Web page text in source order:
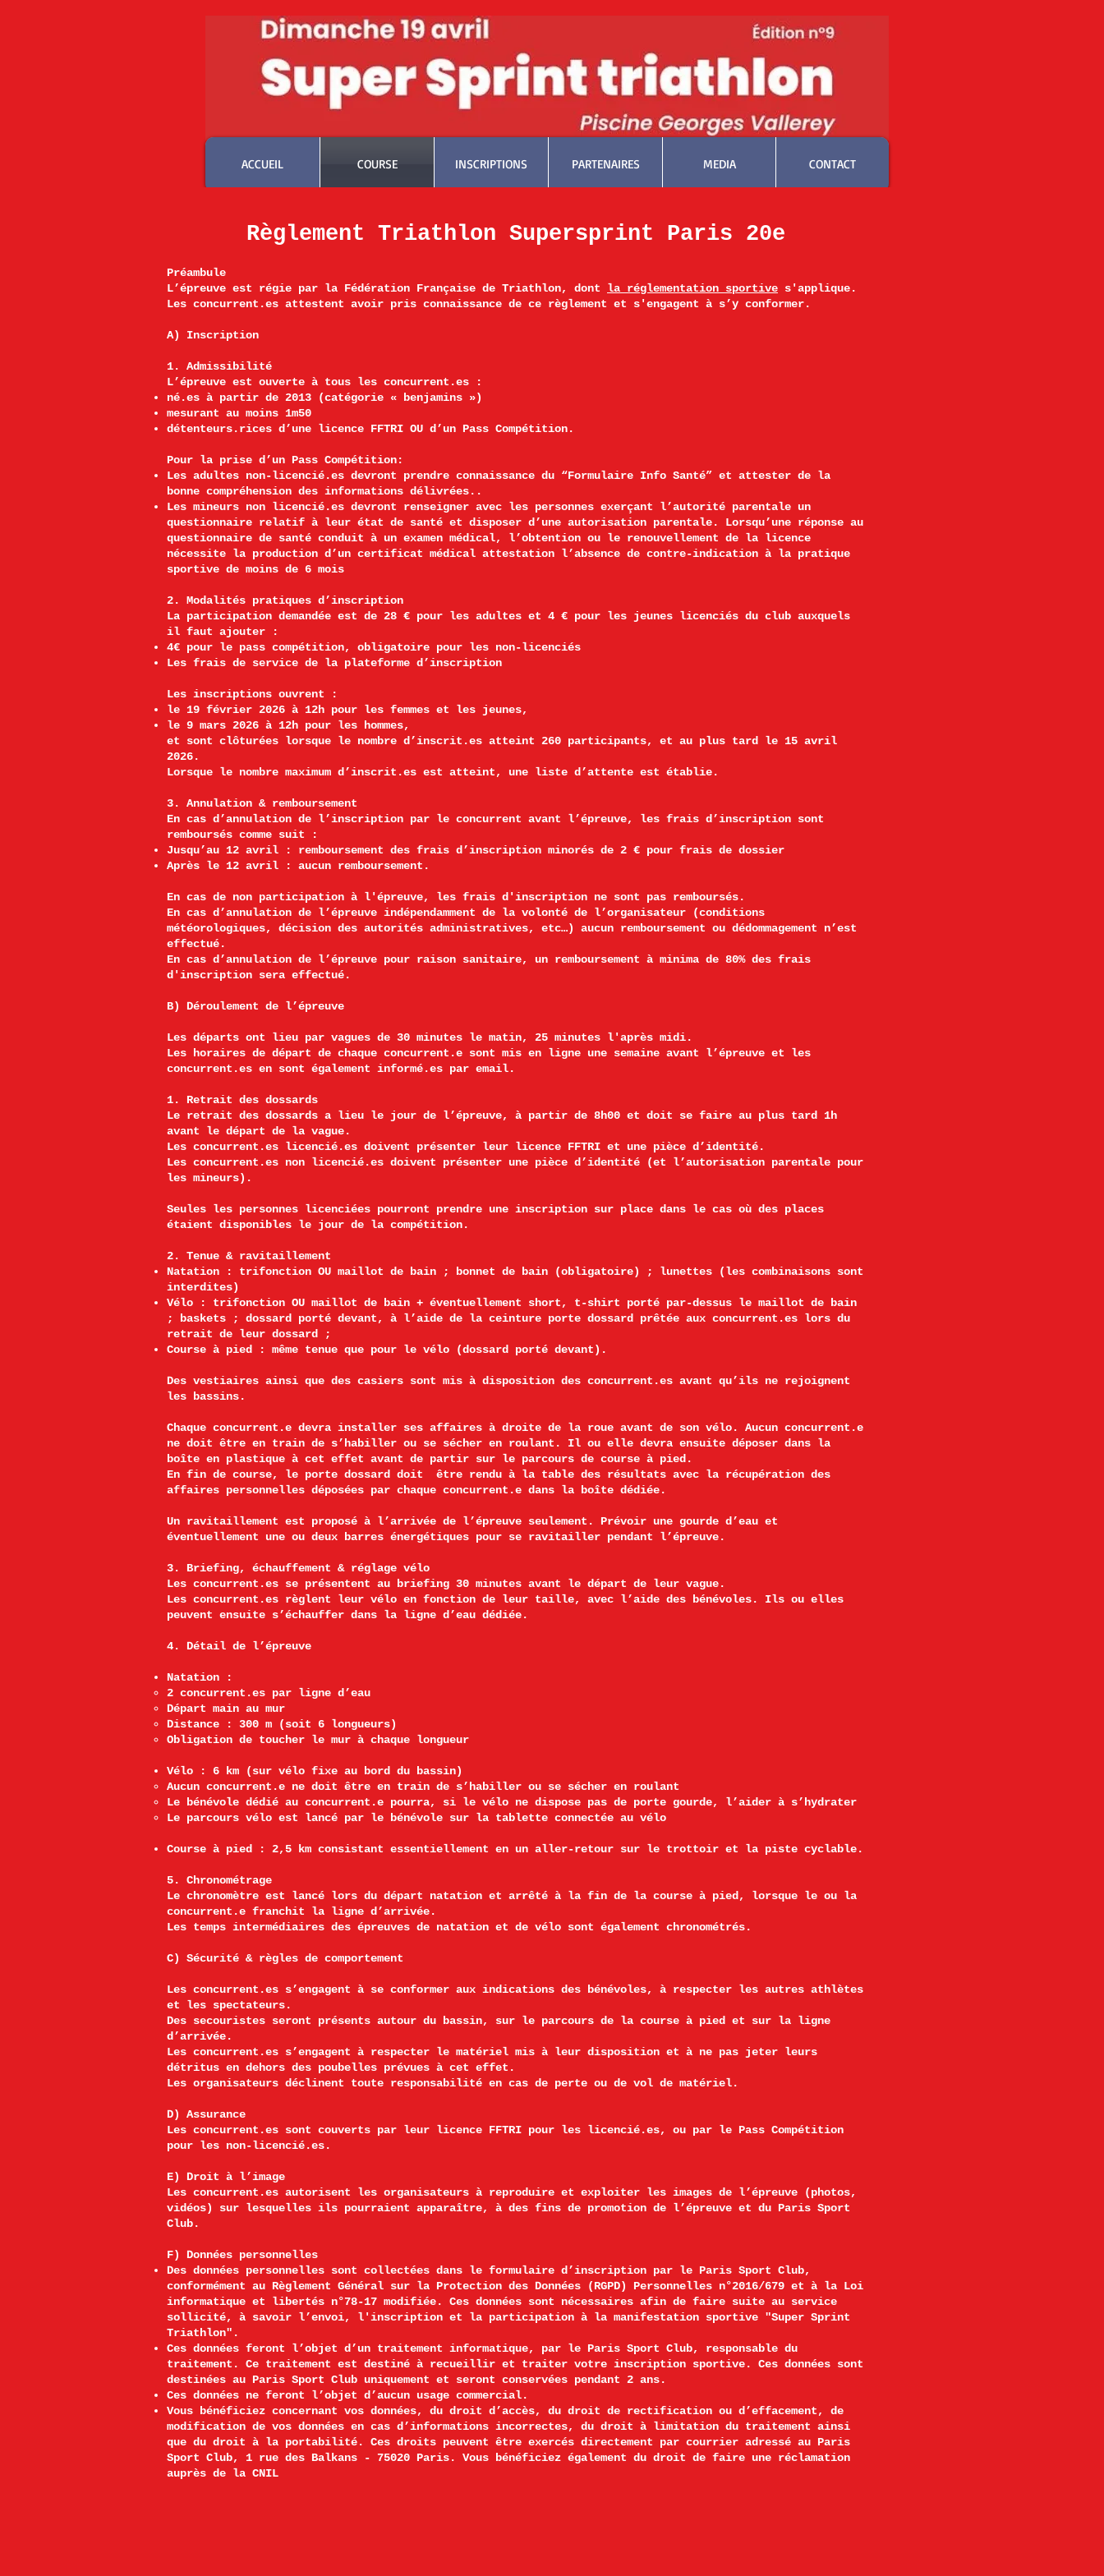
ACCUEIL COURSE INSCRIPTIONS PARTENAIRES MEDIA CONTACT
Règlement Triathlon Supersprint Paris 20e
Préambule
L’épreuve est régie par la Fédération Française de Triathlon, dont la réglementation sportive s'applique.
Les concurrent.es attestent avoir pris connaissance de ce règlement et s'engagent à s’y conformer.
A) Inscription
1. Admissibilité
L’épreuve est ouverte à tous les concurrent.es :
né.es à partir de 2013 (catégorie « benjamins »)
mesurant au moins 1m50
détenteurs.rices d’une licence FFTRI OU d’un Pass Compétition.
Pour la prise d’un Pass Compétition:
Les adultes non-licencié.es devront prendre connaissance du “Formulaire Info Santé” et attester de la
bonne compréhension des informations délivrées..
Les mineurs non licencié.es devront renseigner avec les personnes exerçant l’autorité parentale un
questionnaire relatif à leur état de santé et disposer d’une autorisation parentale. Lorsqu’une réponse au
questionnaire de santé conduit à un examen médical, l’obtention ou le renouvellement de la licence
nécessite la production d’un certificat médical attestation l’absence de contre-indication à la pratique
sportive de moins de 6 mois
2. Modalités pratiques d’inscription
La participation demandée est de 28 € pour les adultes et 4 € pour les jeunes licenciés du club auxquels
il faut ajouter :
4€ pour le pass compétition, obligatoire pour les non-licenciés
Les frais de service de la plateforme d’inscription
Les inscriptions ouvrent :
le 19 février 2026 à 12h pour les femmes et les jeunes,
le 9 mars 2026 à 12h pour les hommes,
et sont clôturées lorsque le nombre d’inscrit.es atteint 260 participants, et au plus tard le 15 avril
2026.
Lorsque le nombre maximum d’inscrit.es est atteint, une liste d’attente est établie.
3. Annulation & remboursement
En cas d’annulation de l’inscription par le concurrent avant l’épreuve, les frais d’inscription sont
remboursés comme suit :
Jusqu’au 12 avril : remboursement des frais d’inscription minorés de 2 € pour frais de dossier
Après le 12 avril : aucun remboursement.
En cas de non participation à l'épreuve, les frais d'inscription ne sont pas remboursés.​
En cas d’annulation de l’épreuve indépendamment de la volonté de l’organisateur (conditions
météorologiques, décision des autorités administratives, etc…) aucun remboursement ou dédommagement n’est
effectué.
En cas d’annulation de l’épreuve pour raison sanitaire, un remboursement à minima de 80% des frais
d'inscription sera effectué.
B) Déroulement de l’épreuve
Les départs ont lieu par vagues de 30 minutes le matin, 25 minutes l'après midi.
Les horaires de départ de chaque concurrent.e sont mis en ligne une semaine avant l’épreuve et les
concurrent.es en sont également informé.es par email.
1. Retrait des dossards
Le retrait des dossards a lieu le jour de l’épreuve, à partir de 8h00 et doit se faire au plus tard 1h
avant le départ de la vague.
Les concurrent.es licencié.es doivent présenter leur licence FFTRI et une pièce d’identité.
Les concurrent.es non licencié.es doivent présenter une pièce d’identité (et l’autorisation parentale pour
les mineurs).
Seules les personnes licenciées pourront prendre une inscription sur place dans le cas où des places
étaient disponibles le jour de la compétition.
2. Tenue & ravitaillement
Natation : trifonction OU maillot de bain ; bonnet de bain (obligatoire) ; lunettes (les combinaisons sont
interdites)
Vélo : trifonction OU maillot de bain + éventuellement short, t-shirt porté par-dessus le maillot de bain
; baskets ; dossard porté devant, à l’aide de la ceinture porte dossard prêtée aux concurrent.es lors du
retrait de leur dossard ;
Course à pied : même tenue que pour le vélo (dossard porté devant).
Des vestiaires ainsi que des casiers sont mis à disposition des concurrent.es avant qu’ils ne rejoignent
les bassins.
Chaque concurrent.e devra installer ses affaires à droite de la roue avant de son vélo. Aucun concurrent.e
ne doit être en train de s’habiller ou se sécher en roulant. Il ou elle devra ensuite déposer dans la
boîte en plastique à cet effet avant de partir sur le parcours de course à pied.
En fin de course, le porte dossard doit être rendu à la table des résultats avec la récupération des
affaires personnelles déposées par chaque concurrent.e dans la boîte dédiée.
Un ravitaillement est proposé à l’arrivée de l’épreuve seulement. Prévoir une gourde d’eau et
éventuellement une ou deux barres énergétiques pour se ravitailler pendant l’épreuve.
3. Briefing, échauffement & réglage vélo
Les concurrent.es se présentent au briefing 30 minutes avant le départ de leur vague.
Les concurrent.es règlent leur vélo en fonction de leur taille, avec l’aide des bénévoles. Ils ou elles
peuvent ensuite s’échauffer dans la ligne d’eau dédiée.
4. Détail de l’épreuve
Natation :
2 concurrent.es par ligne d’eau
Départ main au mur
Distance : 300 m (soit 6 longueurs)
Obligation de toucher le mur à chaque longueur
Vélo : 6 km (sur vélo fixe au bord du bassin)
Aucun concurrent.e ne doit être en train de s’habiller ou se sécher en roulant
Le bénévole dédié au concurrent.e pourra, si le vélo ne dispose pas de porte gourde, l’aider à s’hydrater
Le parcours vélo est lancé par le bénévole sur la tablette connectée au vélo
Course à pied : 2,5 km consistant essentiellement en un aller-retour sur le trottoir et la piste cyclable.
5. Chronométrage
Le chronomètre est lancé lors du départ natation et arrêté à la fin de la course à pied, lorsque le ou la
concurrent.e franchit la ligne d’arrivée.
Les temps intermédiaires des épreuves de natation et de vélo sont également chronométrés.
C) Sécurité & règles de comportement
Les concurrent.es s’engagent à se conformer aux indications des bénévoles, à respecter les autres athlètes
et les spectateurs.
Des secouristes seront présents autour du bassin, sur le parcours de la course à pied et sur la ligne
d’arrivée.
Les concurrent.es s’engagent à respecter le matériel mis à leur disposition et à ne pas jeter leurs
détritus en dehors des poubelles prévues à cet effet.
Les organisateurs déclinent toute responsabilité en cas de perte ou de vol de matériel.
D) Assurance
Les concurrent.es sont couverts par leur licence FFTRI pour les licencié.es, ou par le Pass Compétition
pour les non-licencié.es.
E) Droit à l’image
Les concurrent.es autorisent les organisateurs à reproduire et exploiter les images de l’épreuve (photos,
vidéos) sur lesquelles ils pourraient apparaître, à des fins de promotion de l’épreuve et du Paris Sport
Club.
F) Données personnelles
Des données personnelles sont collectées dans le formulaire d’inscription par le Paris Sport Club,
conformément au Règlement Général sur la Protection des Données (RGPD) Personnelles n°2016/679 et à la Loi
informatique et libertés n°78-17 modifiée. Ces données sont nécessaires afin de faire suite au service
sollicité, à savoir l’envoi, l'inscription et la participation à la manifestation sportive "Super Sprint
Triathlon".
Ces données feront l’objet d’un traitement informatique, par le Paris Sport Club, responsable du
traitement. Ce traitement est destiné à recueillir et traiter votre inscription sportive. Ces données sont
destinées au Paris Sport Club uniquement et seront conservées pendant 2 ans.
Ces données ne feront l’objet d’aucun usage commercial.
Vous bénéficiez concernant vos données, du droit d’accès, du droit de rectification ou d’effacement, de
modification de vos données en cas d’informations incorrectes, du droit à limitation du traitement ainsi
que du droit à la portabilité. Ces droits peuvent être exercés directement par courrier adressé au Paris
Sport Club, 1 rue des Balkans - 75020 Paris. Vous bénéficiez également du droit de faire une réclamation
auprès de la CNIL